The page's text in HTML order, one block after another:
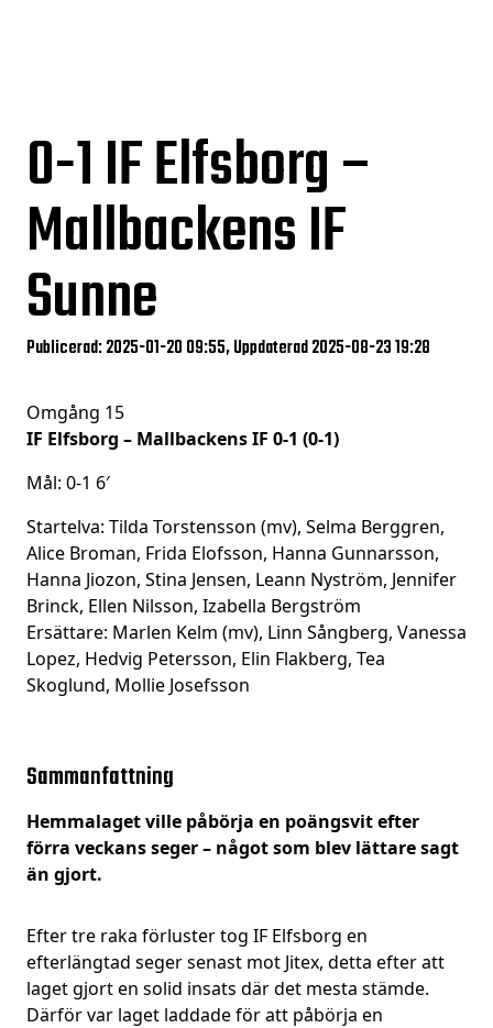
0-1IF Elfsborg –
Mallbackens IF
Sunne
Publicerad: 2025-01-20 09:55, Uppdaterad 2025-08-23 19:28
Omgång 15
IF Elfsborg – Mallbackens IF 0-1 (0-1)
Mål: 0-1 6′
Startelva: Tilda Torstensson (mv), Selma Berggren,
Alice Broman, Frida Elofsson, Hanna Gunnarsson,
Hanna Jiozon, Stina Jensen, Leann Nyström, Jennifer
Brinck, Ellen Nilsson, Izabella Bergström
Ersättare: Marlen Kelm (mv), Linn Sångberg, Vanessa
Lopez, Hedvig Petersson, Elin Flakberg, Tea
Skoglund, Mollie Josefsson
Sammanfattning
Hemmalaget ville påbörja en poängsvit efter
förra veckans seger – något som blev lättare sagt
än gjort.
Efter tre raka förluster tog IF Elfsborg en
efterlängtad seger senast mot Jitex, detta efter att
laget gjort en solid insats där det mesta stämde.
Därför var laget laddade för att påbörja en